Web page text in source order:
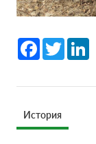
Facebook
Twitter
История